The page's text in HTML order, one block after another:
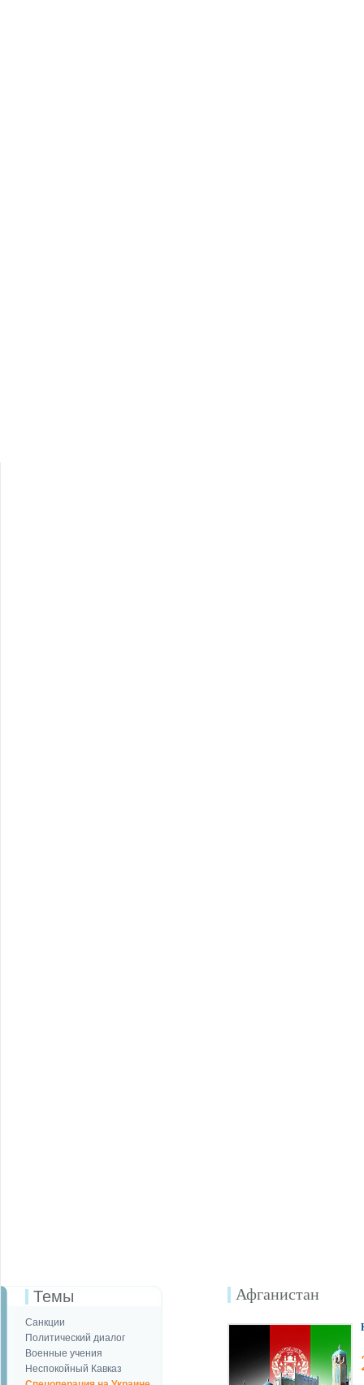
Темы
Санкции
Политический диалог
Военные учения
Неспокойный Кавказ
Афганистан